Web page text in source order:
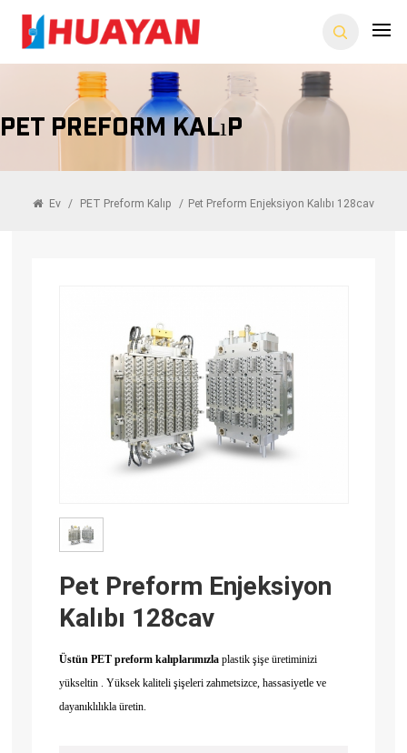
PET Preform Kalıp
Ev / PET Preform Kalıp / Pet Preform Enjeksiyon Kalıbı 128cav
Pet Preform Enjeksiyon
Kalıbı 128cav
Üstün PET preform kalıplarımızlaplastik şişe üretiminizi
yükseltin . Yüksek kaliteli şişeleri zahmetsizce, hassasiyetle ve
dayanıklılıkla üretin.